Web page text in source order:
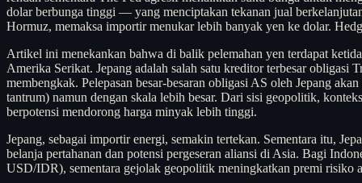
dolar berbunga tinggi — yang menciptakan tekanan jual
Hormuz, memaksa importir menukar lebih banyak yen ke dolar.
Artikel ini menekankan bahwa di balik pelemahan yen terdapat
Amerika Serikat. Jepang adalah salah satu kreditor terbesar
membengkak. Pelepasan besar-besaran obligasi AS oleh Jepang
tantrum) namun dengan skala lebih besar. Dari sisi geopolitik,
berpotensi mendorong harga minyak lebih tinggi.
Jepang, sebagai importir energi, semakin tertekan. Sementara itu,
belanja pertahanan dan potensi pergeseran aliansi di Asia. Bagi
USD/IDR), sementara gejolak geopolitik meningkatkan premi risiko